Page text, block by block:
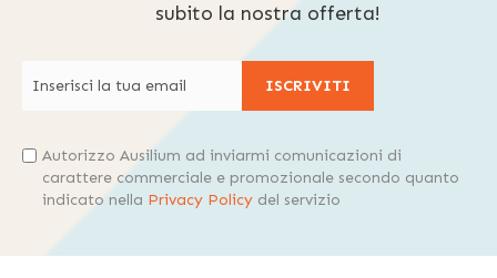
subito la nostra offerta!
ISCRIVITI
Autorizzo Ausilium ad inviarmi comunicazioni di
carattere commerciale e promozionale secondo quanto
indicato nella Privacy Policy del servizio